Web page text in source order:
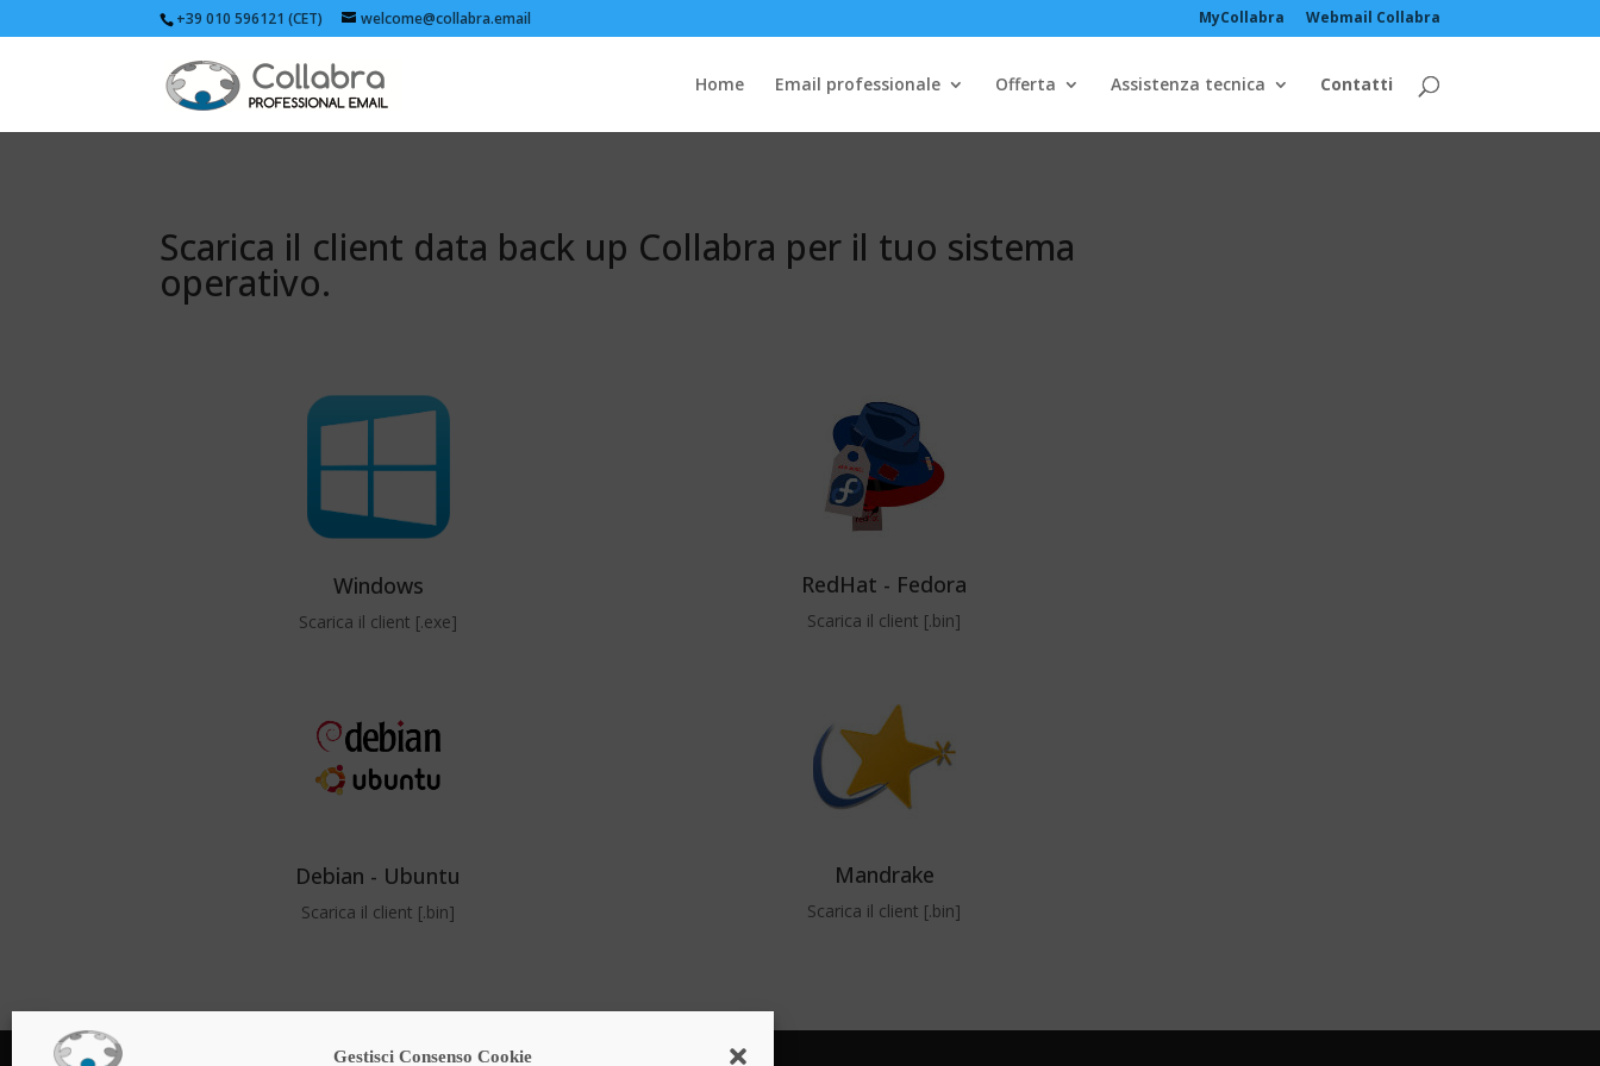
Gestisci Consenso Cookie
+39 010 596121 (CET) welcome@collabra.email MyCollabra Webmail Collabra
Home Email professionale Offerta Assistenza tecnica Contatti
Scarica il client data back up Collabra per il tuo sistema
operativo.
Windows
Scarica il client [.exe]
Debian - Ubuntu
Scarica il client [.bin]
RedHat - Fedora
Scarica il client [.bin]
Mandrake
Scarica il client [.bin]